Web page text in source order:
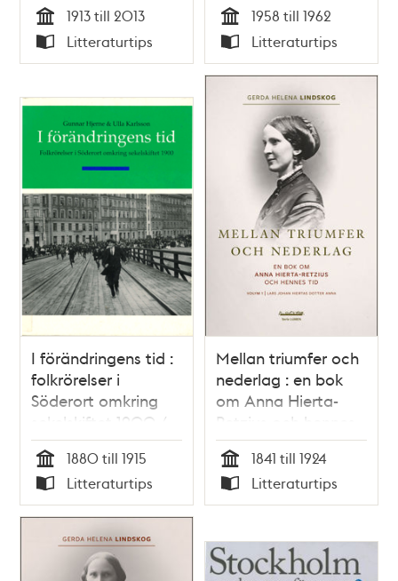
Tid
1913 till 2013
Typ
Litteraturtips Tid
1958 till 1962
Typ
Litteraturtips
I förändringens tid :
folkrörelser i
Söderort omkring
sekelskiftet 1900 /
Gunnar Hjerne &
Ulla Karlsson
Tid
1880 till 1915
Typ
Litteraturtips
Mellan triumfer och
nederlag : en bok
om Anna Hierta-
Retzius och hennes
tid. Volym 1. Lars
Johan Hiertas
dotter Anna /
Gerda Helena
Tid
1841 till 1924
Typ
Litteraturtips